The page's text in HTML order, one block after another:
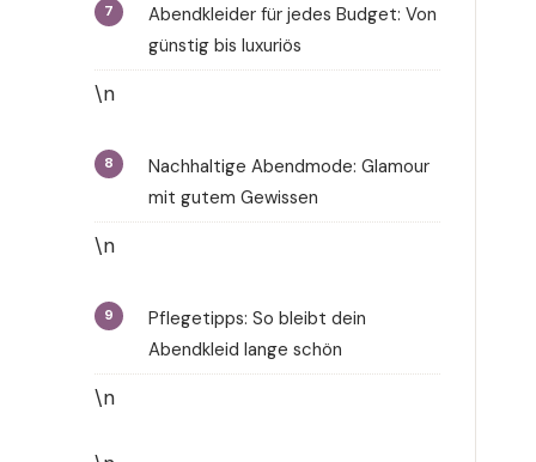
Abendkleider für jedes Budget: Von
günstig bis luxuriös
\n
Nachhaltige Abendmode: Glamour
mit gutem Gewissen
\n
Pflegetipps: So bleibt dein
Abendkleid lange schön
\n